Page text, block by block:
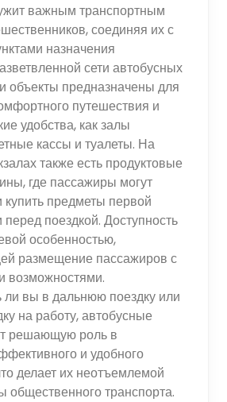
важным транспортным
соединяя их с
назначения
сети автобусных
объекты предназначены для
путешествия и
удобства, как залы
кассы и туалеты. На
также есть продуктовые
где пассажиры могут
купить предметы первой
поездкой. Доступность
особенностью,
размещение пассажиров с
возможностями.
ли вы в дальнюю поездку или
на работу, автобусные
решающую роль в
и удобного
делает их неотъемлемой
общественного транспорта.